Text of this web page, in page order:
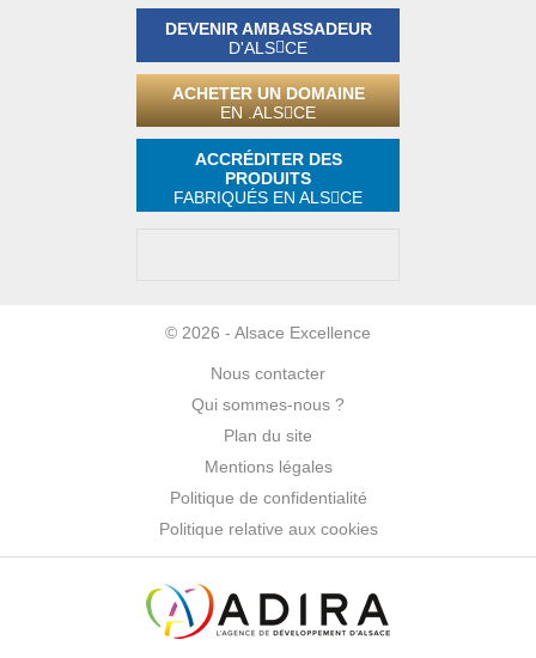
DEVENIR AMBASSADEUR
D'ALS CE
ACHETER UN DOMAINE
EN .ALS CE
ACCRÉDITER DES
PRODUITS
FABRIQUÉS EN ALS CE
© 2026 - Alsace Excellence
Nous contacter
Qui sommes-nous ?
Plan du site
Mentions légales
Politique de confidentialité
Politique relative aux cookies